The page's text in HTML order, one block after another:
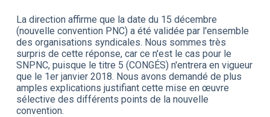
La direction affirme que la date du 15 décembre
(nouvelle convention PNC) a été validée par l'ensemble
des organisations syndicales. Nous sommes très
surpris de cette réponse, car ce n'est le cas pour le
SNPNC, puisque le titre 5 (CONGÉS) n'entrera en vigueur
que le 1er janvier 2018. Nous avons demandé de plus
amples explications justifiant cette mise en œuvre
sélective des différents points de la nouvelle
convention.